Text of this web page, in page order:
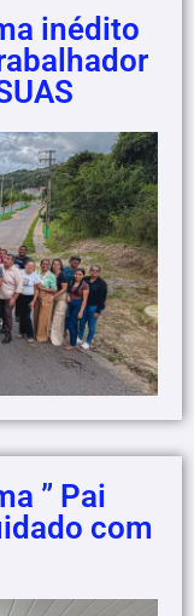
inédito
” Pai
com